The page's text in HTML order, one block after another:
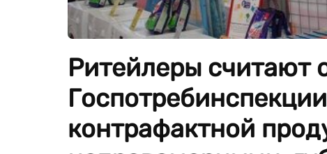
Ритейлеры считают
контрафактной